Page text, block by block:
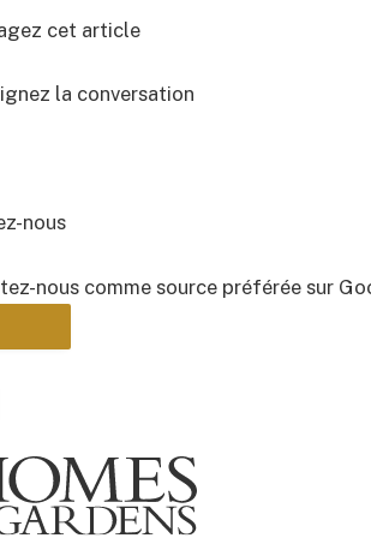
cet article
la conversation
nous
nous comme source préférée sur